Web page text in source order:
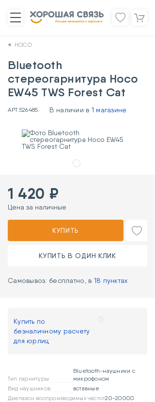
HOCO
Bluetooth
стереогарнитура Hoco
EW45 TWS Forest Cat
АРТ.526485 В наличии в 1 магазине
1 420 ₽
Цена за наличные
КУПИТЬ
КУПИТЬ В ОДИН КЛИК
Самовывоз: бесплатно, в 18 пунктах
Купить по
безналичному расчету
для юрлиц
Тип гарнитуры
Bluetooth-наушники с
микрофоном
Вид наушников
вставные
Диапазон воспроизводимых частот20-20000